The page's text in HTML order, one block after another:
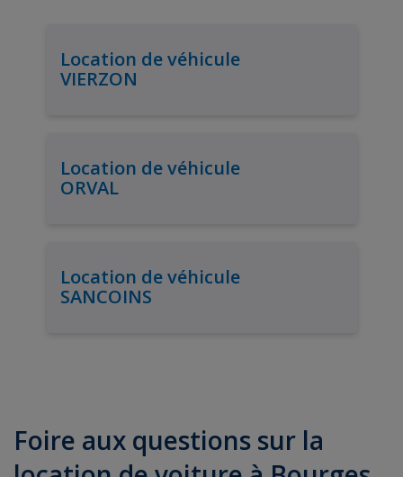
Location de véhicule
VIERZON
Location de véhicule
ORVAL
Location de véhicule
SANCOINS
Foire aux questions sur la